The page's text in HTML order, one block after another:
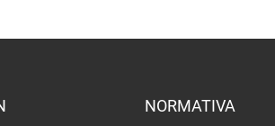
NORMATIVA